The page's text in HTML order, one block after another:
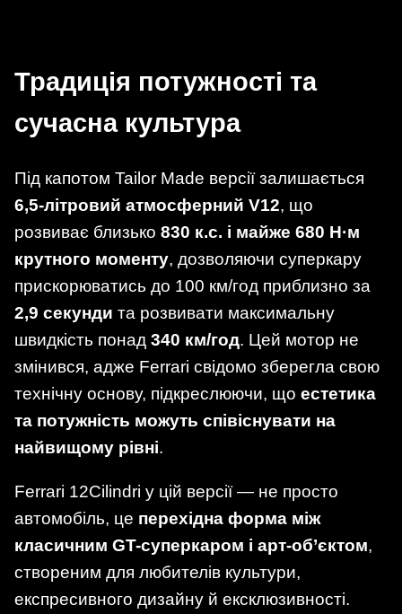
Традиція потужності та
сучасна культура
Під капотом Tailor Made версії залишається
6,5-літровий атмосферний V12, що
розвиває близько 830 к.с. і майже 680 Н·м
крутного моменту, дозволяючи суперкару
прискорюватись до 100 км/год приблизно за
2,9 секунди та розвивати максимальну
швидкість понад 340 км/год. Цей мотор не
змінився, адже Ferrari свідомо зберегла свою
технічну основу, підкреслюючи, що естетика
та потужність можуть співіснувати на
найвищому рівні.
Ferrari 12Cilindri у цій версії — не просто
автомобіль, це перехідна форма між
класичним GT-суперкаром і арт-об’єктом,
створеним для любителів культури,
експресивного дизайну й ексклюзивності.